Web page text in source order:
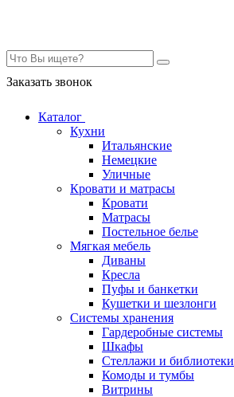
Заказать звонок
Каталог
Кухни
Итальянские
Немецкие
Уличные
Кровати и матрасы
Кровати
Матрасы
Постельное белье
Мягкая мебель
Диваны
Кресла
Пуфы и банкетки
Кушетки и шезлонги
Системы хранения
Гардеробные системы
Шкафы
Стеллажи и библиотеки
Комоды и тумбы
Витрины